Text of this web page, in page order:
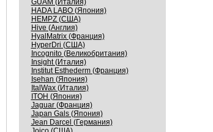
GUAM (Италия)
HADA LABO (Япония)
HEMPZ (США)
Hive (Англия)
HyalMatrix (Франция)
HyperDri (США)
Incognito (Великобритания)
Insight (Италия)
Institut Esthederm (Франция)
Isehan (Япония)
ItalWax (Италия)
ITOH (Япония)
Jaguar (Франция)
Japan Gals (Япония)
Jean Darcel (Германия)